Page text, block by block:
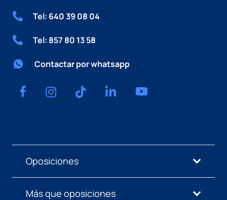
Tel: 640 39 08 04
Tel: 857 80 13 58
Contactar por whatsapp
Oposiciones
Más que oposiciones